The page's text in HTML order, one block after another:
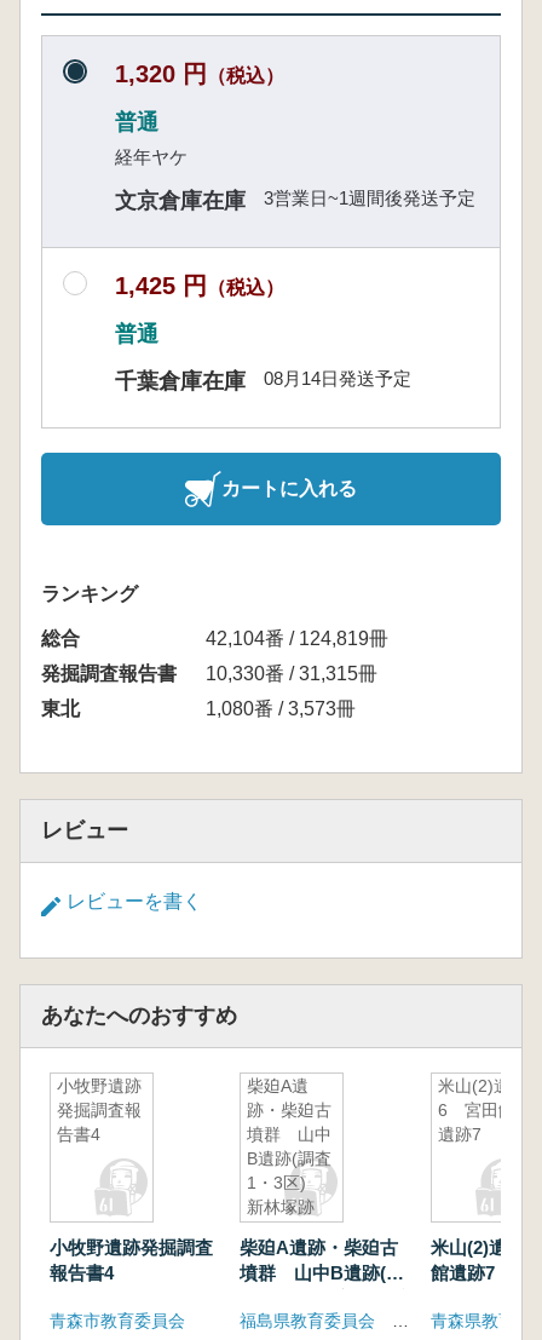
1,320 円 （税込）
普通
経年ヤケ
文京倉庫在庫 3営業日~1週間後発送予定
1,425 円 （税込）
普通
千葉倉庫在庫
08月14日発送予定
カートに入れる
ランキング
総合
42,104番 / 124,819冊
発掘調査報告書
10,330番 / 31,315冊
東北
1,080番 / 3,573冊
レビュー
レビューを書く
あなたへのおすすめ
小牧野遺跡
発掘調査報
告書4
小牧野遺跡発掘調査
報告書4
青森市教育委員会
柴廹A遺
跡・柴廹古
墳群 山中
B遺跡(調査
1・3区)
新林塚跡
柴廹A遺跡・柴廹古
墳群 山中B遺跡(調
米山(2)遺跡
6 宮田館
遺跡7
米山(2)遺跡
館遺跡7
青森県教育委